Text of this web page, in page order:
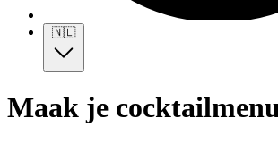
🇳🇱
Maak je